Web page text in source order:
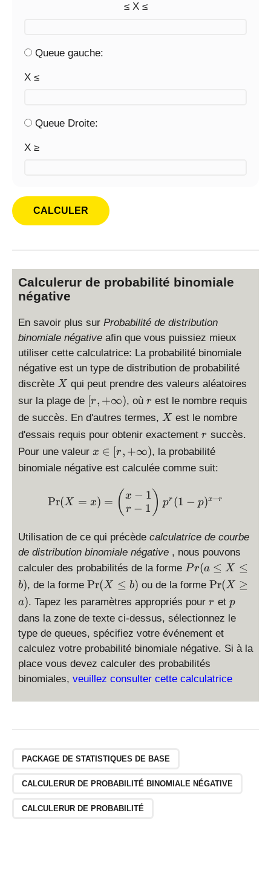
≤ X ≤
Queue gauche:
X ≤
Queue Droite:
X ≥
Calculerur de probabilité binomiale
négative
En savoir plus sur Probabilité de distribution
binomiale négative afin que vous puissiez mieux
utiliser cette calculatrice: La probabilité binomiale
négative est un type de distribution de probabilité
discrète X
X qui peut prendre des valeurs aléatoires
sur la plage de [r
,
\i
n
ft
[r, +∞), où r
r est le nombre requis
de succès. En d'autres termes, X
X est le nombre
d'essais requis pour obtenir exactement r
r succès.
Pour une valeur x
\i
,
n
ft
y
)
x ∈ [r, +∞), la probabilité
binomiale négative est calculée comme suit:
\Pr(X = x) = \left(
Pr(X = x) = ( x − 1
r − 1 ) pr (1 − p)x−r
Utilisation de ce qui précède calculatrice de courbe
de distribution binomiale négative , nous pouvons
calculer des probabilités de la forme P
r(
\
le
X
\
le
)
Pr(a ≤ X ≤
b), de la forme \
P
X
\
le
b
)
Pr(X ≤ b) ou de la forme \
P
X
\
g
e
a
Pr(X ≥
a). Tapez les paramètres appropriés pour r
r et p
p
dans la zone de texte ci-dessus, sélectionnez le
type de queues, spécifiez votre événement et
calculez votre probabilité binomiale négative. Si à la
place vous devez calculer des probabilités
binomiales, veuillez consulter cette calculatrice
PACKAGE DE STATISTIQUES DE BASE
CALCULERUR DE PROBABILITÉ BINOMIALE NÉGATIVE
CALCULERUR DE PROBABILITÉ